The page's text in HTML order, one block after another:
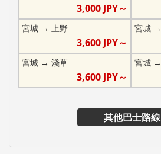
3,000JPY～
宮城 → 上野
3,600JPY～
宮城→
宮城 → 淺草
3,600JPY～
宮城→
其他巴士路線